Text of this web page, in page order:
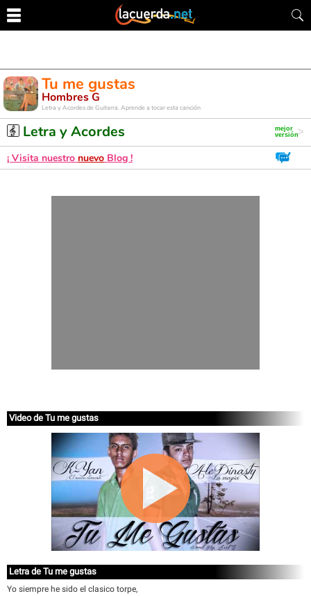
Tu me gustas
Hombres G
Letra y Acordes de Guitarra. Aprende a tocar esta canción
Letra y Acordes
¡ Visita nuestro nuevo Blog !
Video de Tu me gustas
Letra de Tu me gustas
Yo siempre he sido el clasico torpe,